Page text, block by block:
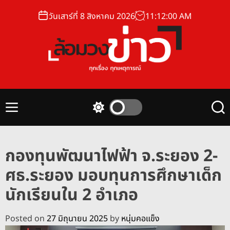
วันเสาร์ที่ 8 สิงหาคม 2026 11:12:01AM
อ
า
ว
M
c
h
c
o
l
o
r
m
S
c
h
กองทุนพัฒนาไฟฟ้า จ.ระยอง 2-
ศธ.ระยอง มอบทุนการศึกษาเด็ก
นักเรียนใน 2 อำเภอ
Posted on 27 มิถุนายน 2025 by หนุ่มคอแข็ง